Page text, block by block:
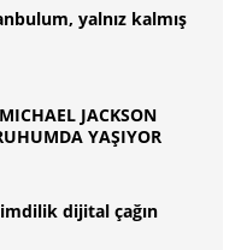
yalnız kalmış
JACKSON
YAŞIYOR
dijital çağın